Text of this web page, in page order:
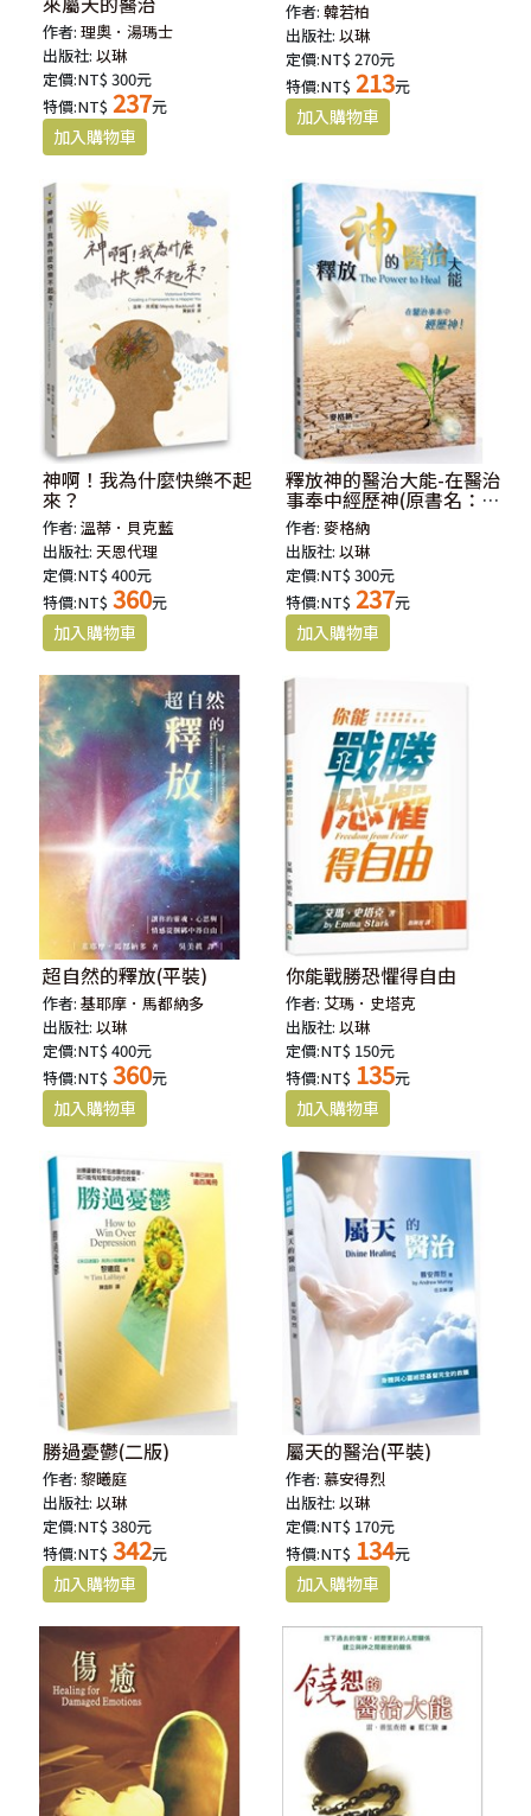
作者:理奧．湯瑪士
出版社:以琳
定價:NT$ 300元
特價:NT$ 237元
作者:韓若柏
出版社:以琳
定價:NT$ 270元
特價:NT$ 213元
神啊！我為什麼快樂不起
來？
作者:溫蒂．貝克藍
出版社:天恩代理
定價:NT$ 400元
特價:NT$ 360元
釋放神的醫治大能-在醫治
事奉中經歷神(原書名：醫
治的大能)
作者:麥格納
出版社:以琳
定價:NT$ 300元
特價:NT$ 237元
超自然的釋放(平裝)
作者:基耶摩．馬都納多
出版社:以琳
定價:NT$ 400元
特價:NT$ 360元
你能戰勝恐懼得自由
作者: 艾瑪．史塔克
出版社:以琳
定價:NT$ 150元
特價:NT$ 135元
勝過憂鬱(二版)
作者:黎曦庭
出版社:以琳
定價:NT$ 380元
特價:NT$ 342元
屬天的醫治(平裝)
作者:慕安得烈
出版社:以琳
定價:NT$ 170元
特價:NT$ 134元